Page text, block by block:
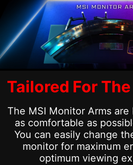
Tailored For
The MSI Monitor Arms
as comfortable as
You can easily change
monitor for maximum
optimum viewing